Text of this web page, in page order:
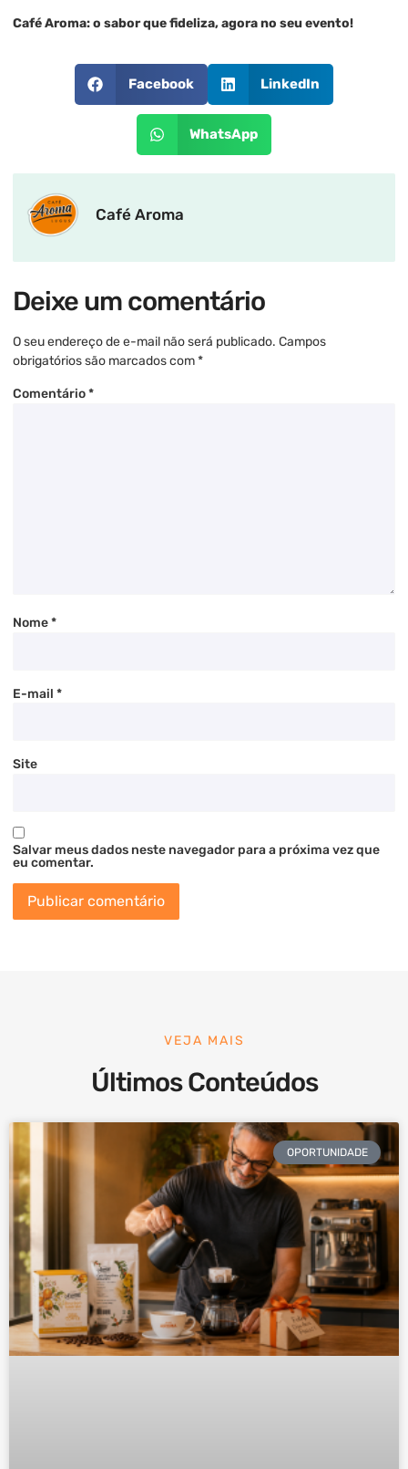
Café Aroma: o sabor que fideliza, agora no seu evento!
Facebook LinkedIn
WhatsApp
Café Aroma
Deixe um comentário
O seu endereço de e-mail não será publicado. Campos
obrigatórios são marcados com*
Comentário*
Nome*
E-mail *
Site
Salvar meus dados neste navegador para a próxima vez que
eu comentar.
VEJA MAIS
Últimos Conteúdos
OPORTUNIDADE